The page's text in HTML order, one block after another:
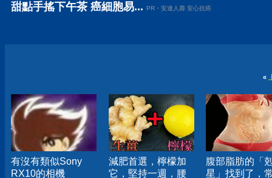
甜點手搖下午茶 癌細胞易... PR・安達人壽 安心抗癌
«
有沒有類似Sony
RX10的相機
減肥首選，檸檬加
它，堅持一週，腰
腹部脂肪的「
星」找到了，